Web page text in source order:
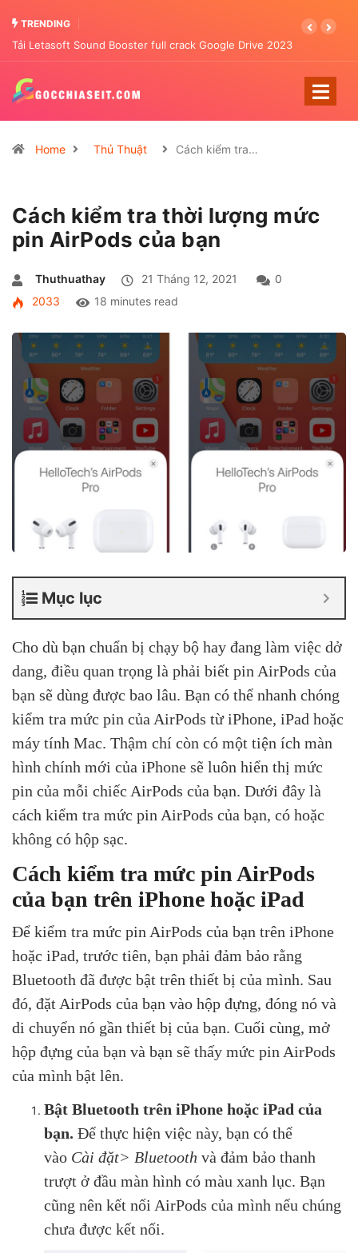
TRENDING
Tải Letasoft Sound Booster full crack Google Drive 2023
Home Thủ Thuật Cách kiểm tra…
Cách kiểm tra thời lượng mức
pin AirPods của bạn
Thuthuathay 21 Tháng 12, 2021
0
2033
18 minutes read
Mục lục
Cho dù bạn chuẩn bị chạy bộ hay đang làm việc dở
dang, điều quan trọng là phải biết pin AirPods của
bạn sẽ dùng được bao lâu. Bạn có thể nhanh chóng
kiểm tra mức pin của AirPods từ iPhone, iPad hoặc
máy tính Mac. Thậm chí còn có một tiện ích màn
hình chính mới của iPhone sẽ luôn hiển thị mức
pin của mỗi chiếc AirPods của bạn. Dưới đây là
cách kiểm tra mức pin AirPods của bạn, có hoặc
không có hộp sạc.
Cách kiểm tra mức pin AirPods
của bạn trên iPhone hoặc iPad
Để kiểm tra mức pin AirPods của bạn trên iPhone
hoặc iPad, trước tiên, bạn phải đảm bảo rằng
Bluetooth đã được bật trên thiết bị của mình. Sau
đó, đặt AirPods của bạn vào hộp đựng, đóng nó và
di chuyển nó gần thiết bị của bạn. Cuối cùng, mở
hộp đựng của bạn và bạn sẽ thấy mức pin AirPods
của mình bật lên.
Bật Bluetooth trên iPhone hoặc iPad của
bạn. Để thực hiện việc này, bạn có thể
vào Cài đặt> Bluetooth và đảm bảo thanh
trượt ở đầu màn hình có màu xanh lục. Bạn
cũng nên kết nối AirPods của mình nếu chúng
chưa được kết nối.